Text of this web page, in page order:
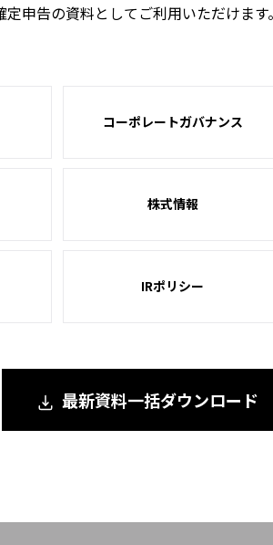
申告の資料としてご利用いただけます。
コーポレートガバナンス
株式情報
IRポリシー
最新資料一括ダウンロード